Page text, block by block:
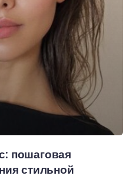
пошаговая
стильной